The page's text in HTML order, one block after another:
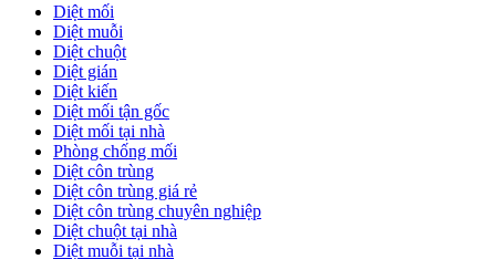
Diệt mối
Diệt muỗi
Diệt chuột
Diệt gián
Diệt kiến
Diệt mối tận gốc
Diệt mối tại nhà
Phòng chống mối
Diệt côn trùng
Diệt côn trùng giá rẻ
Diệt côn trùng chuyên nghiệp
Diệt chuột tại nhà
Diệt muỗi tại nhà